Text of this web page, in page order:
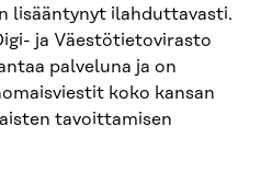
lisääntynyt ilahduttavasti.
ja Väestötietovirasto
palveluna ja on
koko kansan
tavoittamisen